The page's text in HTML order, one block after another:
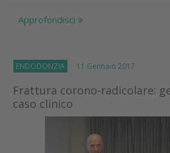
Approfondisci
ENDODONZIA 11 Gennaio 2017
Frattura corono-radicolare:
caso clinico